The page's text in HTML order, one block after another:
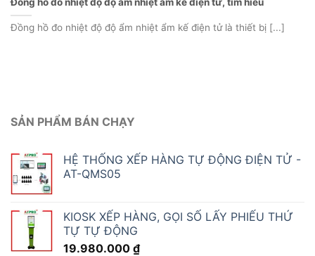
Đồng hồ đo nhiệt độ độ ẩm nhiệt ẩm kế điện tử, tìm hiểu
Đồng hồ đo nhiệt độ độ ẩm nhiệt ẩm kế điện tử là thiết bị [...]
SẢN PHẨM BÁN CHẠY
HỆ THỐNG XẾP HÀNG TỰ ĐỘNG ĐIỆN TỬ -
AT-QMS05
KIOSK XẾP HÀNG, GỌI SỐ LẤY PHIẾU THỨ
TỰ TỰ ĐỘNG
19.980.000 ₫